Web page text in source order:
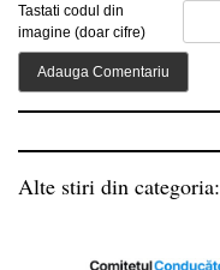
Tastati codul din
imagine (doar cifre)
Alte stiri din categoria: